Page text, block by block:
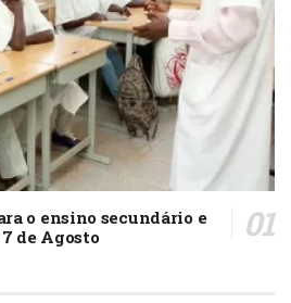
o ensino secundário e
de Agosto